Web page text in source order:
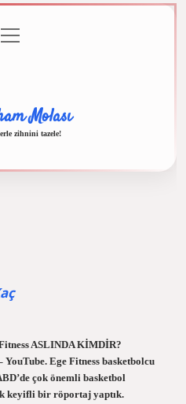
menüyü
aç
Molası
zihnini tazele!
ASLINDA KİMDİR?
Ege Fitness basketbolcu
çok önemli basketbol
keyifli bir röportaj yaptık.